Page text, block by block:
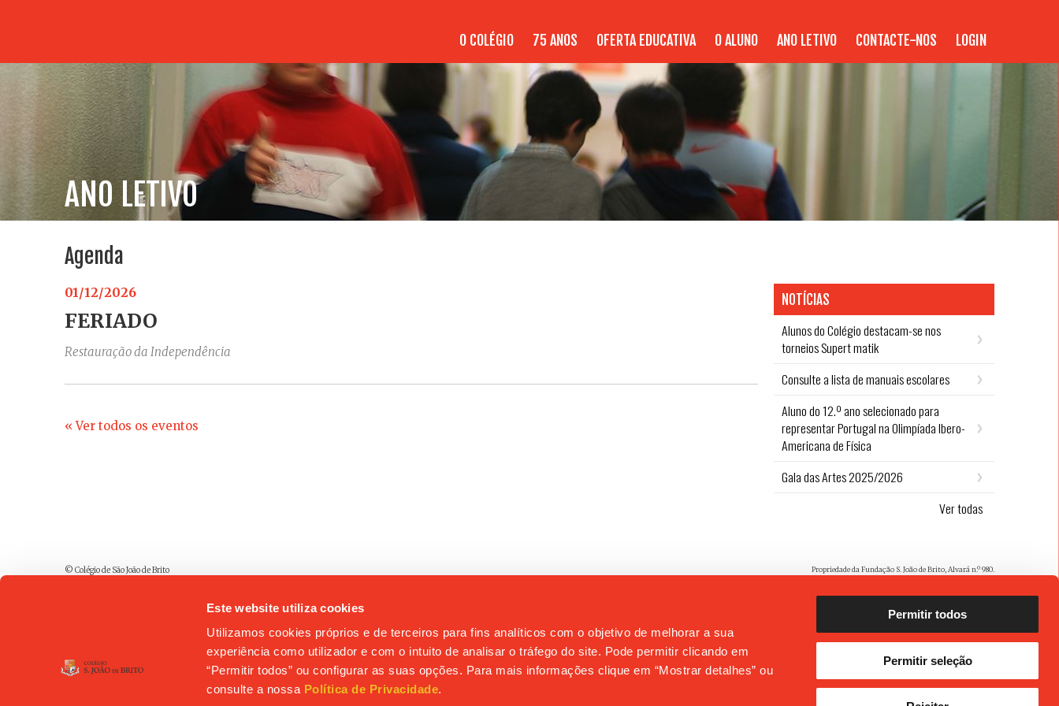
Este website utiliza cookies
Utilizamos cookies próprios e de terceiros para fins analíticos com o objetivo de melhorar a sua
experiência como utilizador e com o intuito de analisar o tráfego do site. Pode permitir clicando em
“Permitir todos” ou configurar as suas opções. Para mais informações clique em “Mostrar detalhes” ou
consulte a nossa Política de Privacidade.
Permitir todos
Permitir seleção
O COLÉGIO 75 ANOS OFERTA EDUCATIVA O ALUNO ANO LETIVO CONTACTE-NOS LOGIN
ANO LETIVO
Agenda
01/12/2026
FERIADO
Restauração da Independência
« Ver todos os eventos
NOTÍCIAS
Alunos do Colégio destacam-se nos
torneios Supert matik
Consulte a lista de manuais escolares
Aluno do 12.º ano selecionado para
representar Portugal na Olimpíada Ibero-
Americana de Física
Gala das Artes 2025/2026
Ver todas
© Colégio de São João de Brito Propriedade da Fundação S. João de Brito, Alvará n.º 980.